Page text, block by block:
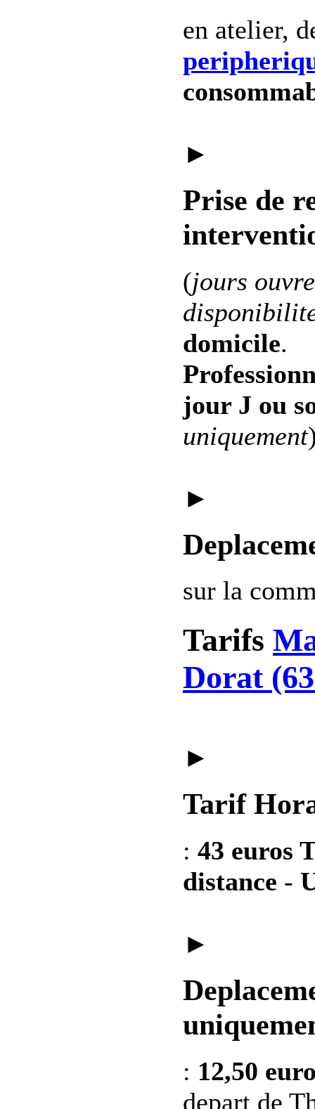
en atelier,
►
Prise de
(jours
domicile.
jour J ou
uniquement
►
sur la
Tarifs
Dorat
►
Tarif
: 43 euros
distance -
►
: 12,50
depart de